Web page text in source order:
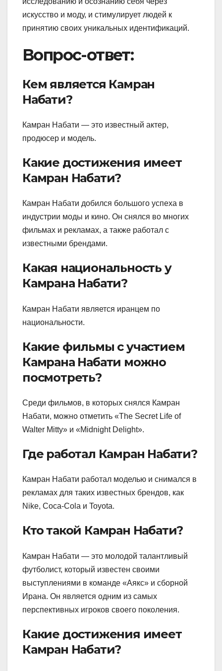
искусство и моду, и стимулирует людей к
принятию своих уникальных идентификаций.
Вопрос-ответ:
Кем является Камран
Набати?
Камран Набати — это известный актер,
продюсер и модель.
Какие достижения имеет
Камран Набати?
Камран Набати добился большого успеха в
индустрии моды и кино. Он снялся во многих
фильмах и рекламах, а также работал с
известными брендами.
Какая национальность у
Камрана Набати?
Камран Набати является иранцем по
национальности.
Какие фильмы с участием
Камрана Набати можно
посмотреть?
Среди фильмов, в которых снялся Камран
Набати, можно отметить «The Secret Life of
Walter Mitty» и «Midnight Delight».
Где работал Камран Набати?
Камран Набати работал моделью и снимался в
рекламах для таких известных брендов, как
Nike, Coca-Cola и Toyota.
Кто такой Камран Набати?
Камран Набати — это молодой талантливый
футболист, который известен своими
выступлениями в команде «Аякс» и сборной
Ирана. Он является одним из самых
перспективных игроков своего поколения.
Какие достижения имеет
Камран Набати?